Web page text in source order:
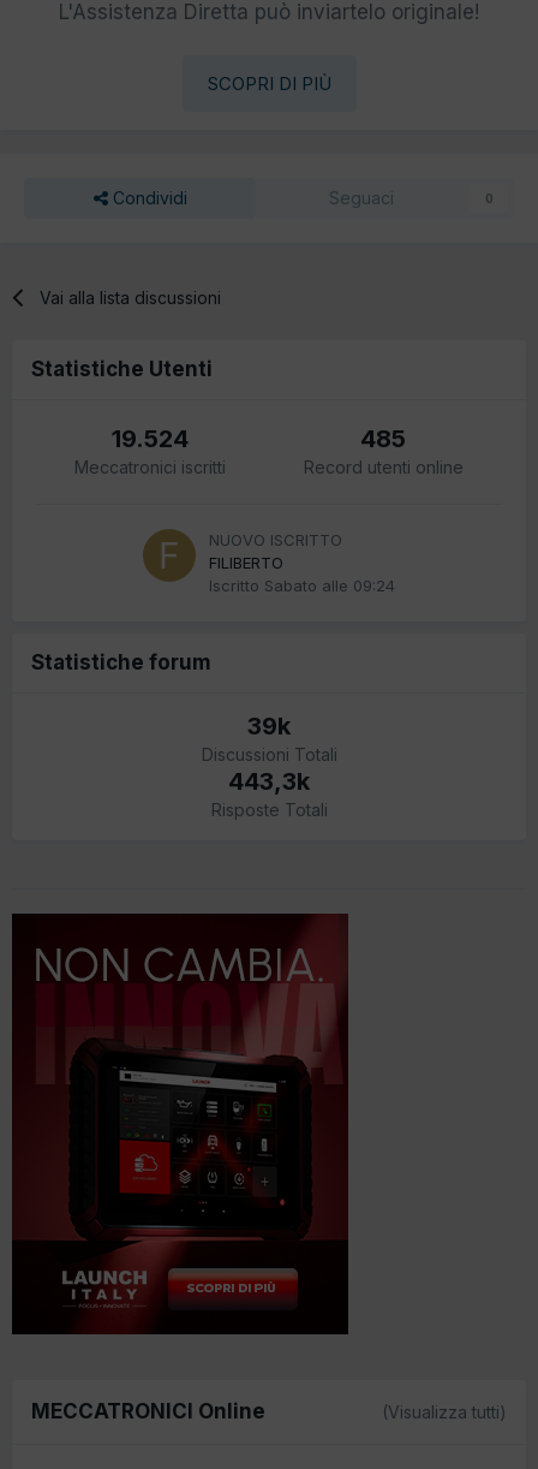
L'Assistenza Diretta può inviartelo originale!
SCOPRI DI PIÙ
Condividi Seguaci 0
Vai alla lista discussioni
Statistiche Utenti
19.524
Meccatronici iscritti
485
Record utenti online
NUOVO ISCRITTO
FILIBERTO
Iscritto Sabato alle 09:24
Statistiche forum
39k
Discussioni Totali
443,3k
Risposte Totali
MECCATRONICI Online (Visualizza tutti)